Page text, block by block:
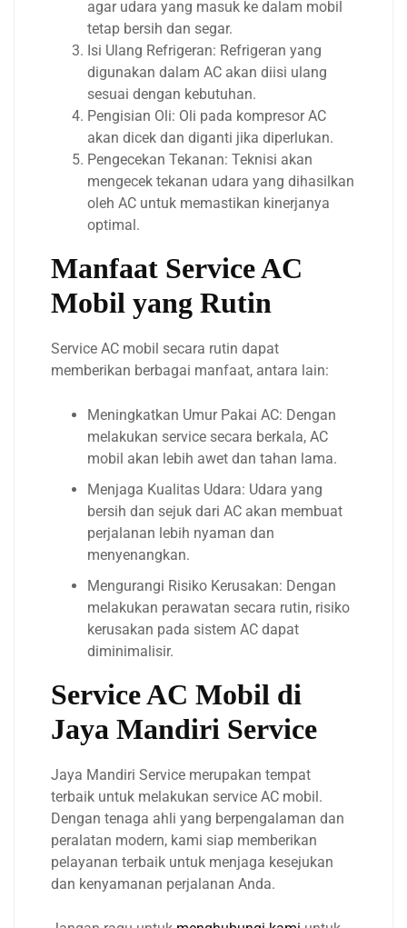
agar udara yang masuk ke dalam mobil
tetap bersih dan segar.
Isi Ulang Refrigeran: Refrigeran yang
digunakan dalam AC akan diisi ulang
sesuai dengan kebutuhan.
Pengisian Oli: Oli pada kompresor AC
akan dicek dan diganti jika diperlukan.
Pengecekan Tekanan: Teknisi akan
mengecek tekanan udara yang dihasilkan
oleh AC untuk memastikan kinerjanya
optimal.
Manfaat Service AC
Mobil yang Rutin
Service AC mobil secara rutin dapat
memberikan berbagai manfaat, antara lain:
Meningkatkan Umur Pakai AC: Dengan
melakukan service secara berkala, AC
mobil akan lebih awet dan tahan lama.
Menjaga Kualitas Udara: Udara yang
bersih dan sejuk dari AC akan membuat
perjalanan lebih nyaman dan
menyenangkan.
Mengurangi Risiko Kerusakan: Dengan
melakukan perawatan secara rutin, risiko
kerusakan pada sistem AC dapat
diminimalisir.
Service AC Mobil di
Jaya Mandiri Service
Jaya Mandiri Service merupakan tempat
terbaik untuk melakukan service AC mobil.
Dengan tenaga ahli yang berpengalaman dan
peralatan modern, kami siap memberikan
pelayanan terbaik untuk menjaga kesejukan
dan kenyamanan perjalanan Anda.